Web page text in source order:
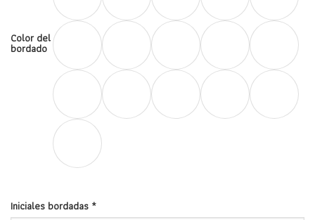
Color del
bordado
Iniciales bordadas *